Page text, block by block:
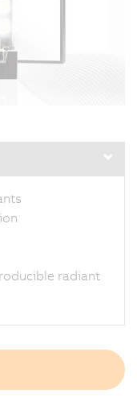
radiant